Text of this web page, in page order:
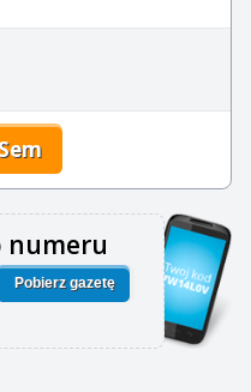
numeru
Pobierz gazetę